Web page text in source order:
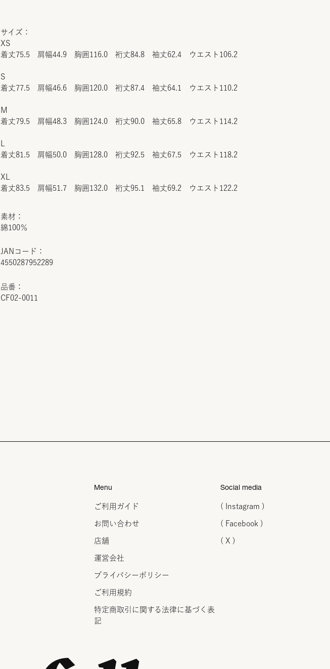
JANコード：
4550287952289
品番：
CF02-0011
サイズ：
XS
着丈75.5 肩幅44.9 胸囲116.0 裄丈84.8 袖丈62.4 ウエスト106.2
S
着丈77.5 肩幅46.6 胸囲120.0 裄丈87.4 袖丈64.1 ウエスト110.2
M
着丈79.5 肩幅48.3 胸囲124.0 裄丈90.0 袖丈65.8 ウエスト114.2
着丈81.5 肩幅50.0 胸囲128.0 裄丈92.5 袖丈67.5 ウエスト118.2
XL
着丈83.5 肩幅51.7 胸囲132.0 裄丈95.1 袖丈69.2 ウエスト122.2
素材：
綿100％
Menu
ご利用ガイド
お問い合わせ
店舗
運営会社
プライバシーポリシー
ご利用規約
特定商取引に関する法律に 基づく表
記
Social media
( Instagram )
( Facebook )
( X )